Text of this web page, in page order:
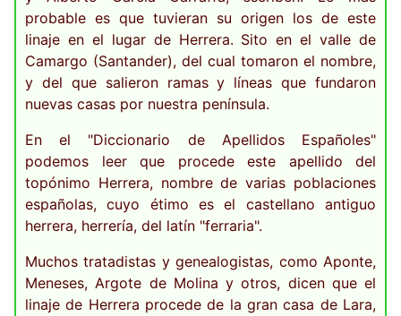
probable es que tuvieran su origen los de este
linaje en el lugar de Herrera. Sito en el valle de
Camargo (Santander), del cual tomaron el nombre,
y del que salieron ramas y líneas que fundaron
nuevas casas por nuestra península.
En el "Diccionario de Apellidos Españoles"
podemos leer que procede este apellido del
topónimo Herrera, nombre de varias poblaciones
españolas, cuyo étimo es el castellano antiguo
herrera, herrería, del latín "ferraria".
Muchos tratadistas y genealogistas, como Aponte,
Meneses, Argote de Molina y otros, dicen que el
linaje de Herrera procede de la gran casa de Lara,